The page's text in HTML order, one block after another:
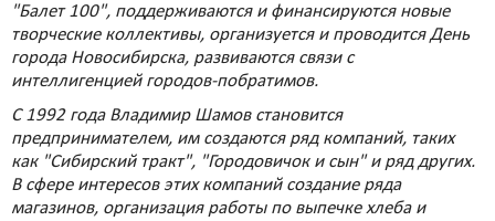
"Балет 100", поддерживаются и финансируются новые
творческие коллективы, организуется и проводится День
города Новосибирска, развиваются связи с
интеллигенцией городов-побратимов.
С 1992 года Владимир Шамов становится
предпринимателем, им создаются ряд компаний, таких
как "Сибирский тракт", "Городовичок и сын" и ряд других.
В сфере интересов этих компаний создание ряда
магазинов, организация работы по выпечке хлеба и